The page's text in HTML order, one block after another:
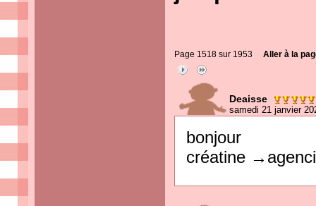
Page 1518 sur 1953 Aller à la
Deaisse
samedi 21 janvier
bonjour
créatine